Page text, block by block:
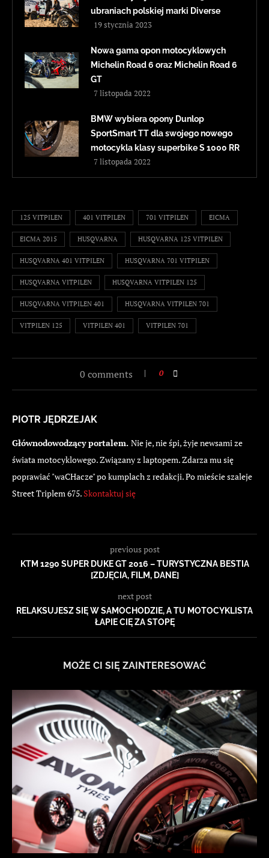
ubraniach polskiej marki Diverse
19 stycznia 2023
Nowa gama opon motocyklowych
Michelin Road 6 oraz Michelin Road 6
GT
7 listopada 2022
BMW wybiera opony Dunlop
SportSmart TT dla swojego nowego
motocykla klasy superbike S 1000 RR
7 listopada 2022
125 VITPILEN 401 VITPILEN 701 VITPILEN EICMA
EICMA 2015 HUSQVARNA HUSQVARNA 125 VITPILEN
HUSQVARNA 401 VITPILEN HUSQVARNA 701 VITPILEN
HUSQVARNA VITPILEN HUSQVARNA VITPILEN 125
HUSQVARNA VITPILEN 401 HUSQVARNA VITPILEN 701
VITPILEN 125 VITPILEN 401 VITPILEN 701
0 comments 0
PIOTR JĘDRZEJAK
Głównodowodzący portalem. Nie je, nie śpi, żyje newsami ze
świata motocyklowego. Związany z laptopem. Zdarza mu się
poprawiać "waCHacze" po kumplach z redakcji. Po mieście szaleje
Street Triplem 675. Skontaktuj się
previous post
KTM 1290 SUPER DUKE GT 2016 – TURYSTYCZNA BESTIA
[ZDJĘCIA, FILM, DANE]
next post
RELAKSUJESZ SIĘ W SAMOCHODZIE, A TU MOTOCYKLISTA
ŁAPIE CIĘ ZA STOPĘ
MOŻE CI SIĘ ZAINTERESOWAĆ